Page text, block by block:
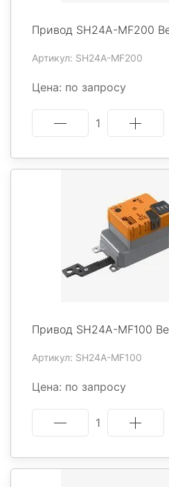
Привод SH24A-MF200
Артикул: SH24A-MF200
Цена: по запросу
1
Привод SH24A-MF100
Артикул: SH24A-MF100
Цена: по запросу
1